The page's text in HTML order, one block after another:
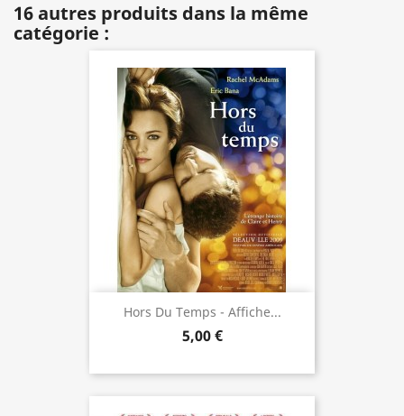
16 autres produits dans la même
catégorie :
Hors Du Temps - Affiche...
5,00 €